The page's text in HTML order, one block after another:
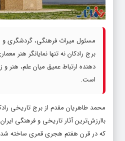
مسئول میراث فرهنگی، گردشگری
برج رادکان نه تنها نمایانگر هنر
‌دهنده ارتباط عمیق میان علم، هنر
است.
محمد طاهریان مقدم از برج تاریخی
باارزش‌ترین آثار تاریخی و فرهنگی
که در قرن هفتم هجری قمری ساخته